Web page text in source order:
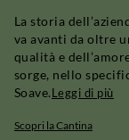
La storia
va avanti da oltre
qualità e
sorge, nello
Soave.Leggi di più
Scopri la Cantina